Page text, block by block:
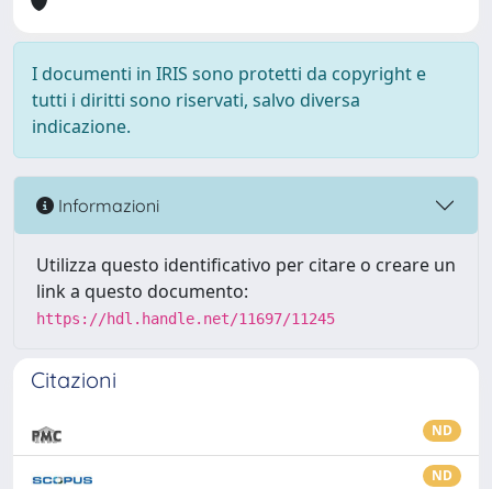
I documenti in IRIS sono protetti da copyright e
tutti i diritti sono riservati, salvo diversa
indicazione.
Informazioni
Utilizza questo identificativo per citare o creare un
link a questo documento:
https://hdl.handle.net/11697/11245
Citazioni
ND
ND